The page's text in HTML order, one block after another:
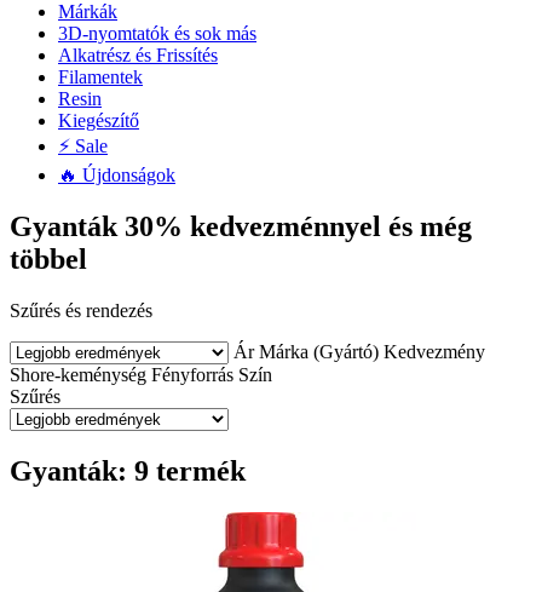
Márkák
3D-nyomtatók és sok más
Alkatrész és Frissítés
Filamentek
Resin
Kiegészítő
⚡ Sale
🔥 Újdonságok
Gyanták 30% kedvezménnyel és még
többel
Szűrés és rendezés
Ár Márka (Gyártó) Kedvezmény
Shore-keménység Fényforrás Szín
Szűrés
Gyanták: 9 termék